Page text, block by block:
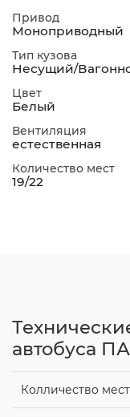
Привод
Моноприводный
Тип кузова
Несущий/
Цвет
Белый
Вентиляция
естественная
Количество мест
19/22
автобуса
Колличество мест